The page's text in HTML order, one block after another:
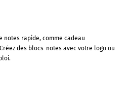
notes rapide, comme cadeau
des blocs-notes avec votre logo ou